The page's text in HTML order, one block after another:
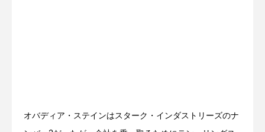
オバディア・ステインはスターク・インダストリーズのナ